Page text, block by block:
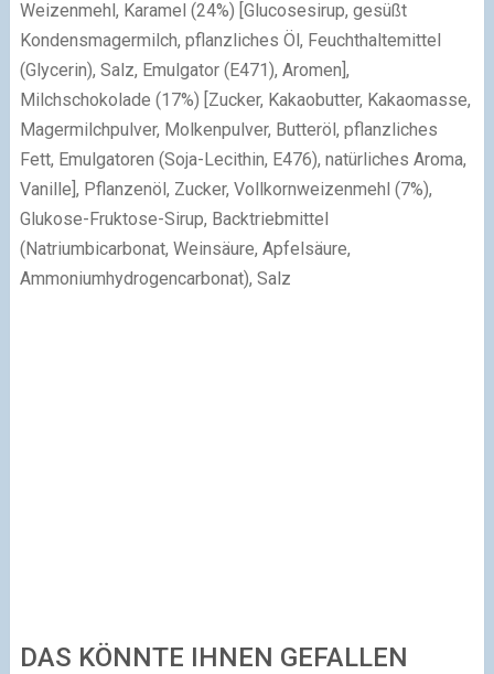
Weizenmehl, Karamel (24%) [Glucosesirup, gesüßt
Kondensmagermilch, pflanzliches Öl, Feuchthaltemittel
(Glycerin), Salz, Emulgator (E471), Aromen],
Milchschokolade (17%) [Zucker, Kakaobutter, Kakaomasse,
Magermilchpulver, Molkenpulver, Butteröl, pflanzliches
Fett, Emulgatoren (Soja-Lecithin, E476), natürliches Aroma,
Vanille], Pflanzenöl, Zucker, Vollkornweizenmehl (7%),
Glukose-Fruktose-Sirup, Backtriebmittel
(Natriumbicarbonat, Weinsäure, Apfelsäure,
Ammoniumhydrogencarbonat), Salz
DAS KÖNNTE IHNEN GEFALLEN